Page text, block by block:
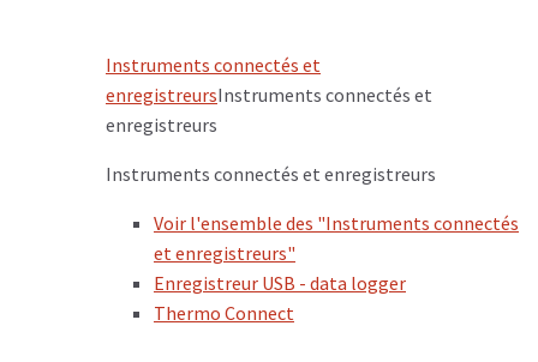
Instruments connectés et
enregistreursInstruments connectés et
enregistreurs
Instruments connectés et enregistreurs
Voir l'ensemble des "Instruments connectés
et enregistreurs"
Enregistreur USB - data logger
Thermo Connect